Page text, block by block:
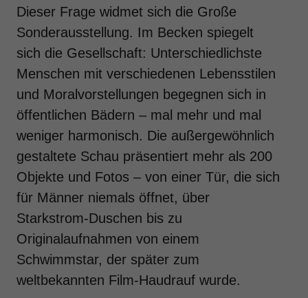
Dieser Frage widmet sich die Große
Sonderausstellung. Im Becken spiegelt
sich die Gesellschaft: Unterschiedlichste
Menschen mit verschiedenen Lebensstilen
und Moralvorstellungen begegnen sich in
öffentlichen Bädern – mal mehr und mal
weniger harmonisch. Die außergewöhnlich
gestaltete Schau präsentiert mehr als 200
Objekte und Fotos – von einer Tür, die sich
für Männer niemals öffnet, über
Starkstrom-Duschen bis zu
Originalaufnahmen von einem
Schwimmstar, der später zum
weltbekannten Film-Haudrauf wurde.